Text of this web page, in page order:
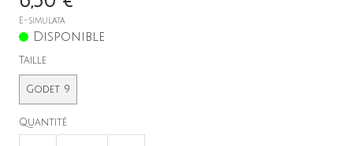
E-simulata
Disponible
Taille
Godet 9
Quantité